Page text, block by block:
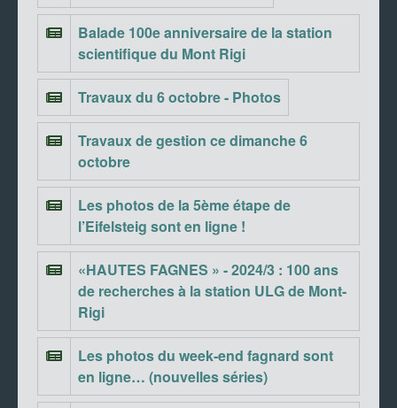
Balade 100e anniversaire de la station
scientifique du Mont Rigi
Travaux du 6 octobre - Photos
Travaux de gestion ce dimanche 6
octobre
Les photos de la 5ème étape de
l’Eifelsteig sont en ligne !
«HAUTES FAGNES » - 2024/3 : 100 ans
de recherches à la station ULG de Mont-
Rigi
Les photos du week-end fagnard sont
en ligne… (nouvelles séries)